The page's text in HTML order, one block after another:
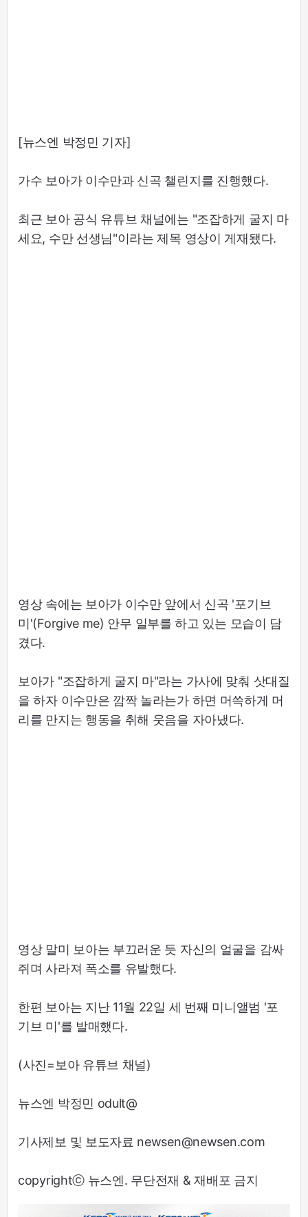
[뉴스엔 박정민 기자]
가수 보아가 이수만과 신곡 챌린지를 진행했다.
최근 보아 공식 유튜브 채널에는 "조잡하게 굴지 마
세요, 수만 선생님"이라는 제목 영상이 게재됐다.
영상 속에는 보아가 이수만 앞에서 신곡 '포기브
미'(Forgive me) 안무 일부를 하고 있는 모습이 담
겼다.
보아가 "조잡하게 굴지 마"라는 가사에 맞춰 삿대질
을 하자 이수만은 깜짝 놀라는가 하면 머쓱하게 머
리를 만지는 행동을 취해 웃음을 자아냈다.
영상 말미 보아는 부끄러운 듯 자신의 얼굴을 감싸
쥐며 사라져 폭소를 유발했다.
한편 보아는 지난 11월 22일 세 번째 미니앨범 '포
기브 미'를 발매했다.
(사진=보아 유튜브 채널)
뉴스엔 박정민 odult@
기사제보 및 보도자료 newsen@newsen.com
copyrightⓒ 뉴스엔. 무단전재 & 재배포 금지